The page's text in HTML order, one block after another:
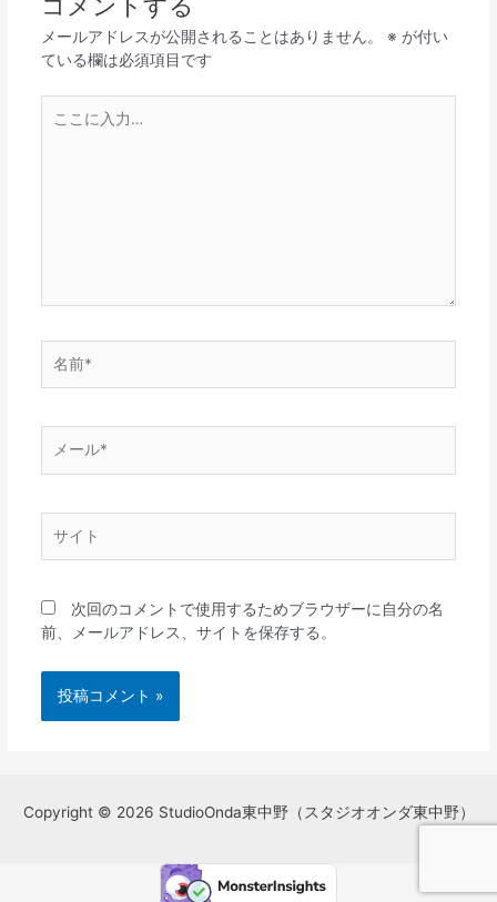
メールアドレスが公開されることはありません。 ※ が付い
ている欄は必須項目です
前
ー
次回のコメントで使用するためブラウザーに自分の名
前、メールアドレス、サイトを保存する。
Copyright © 2026 StudioOnda東中野（スタジオオンダ東中野）